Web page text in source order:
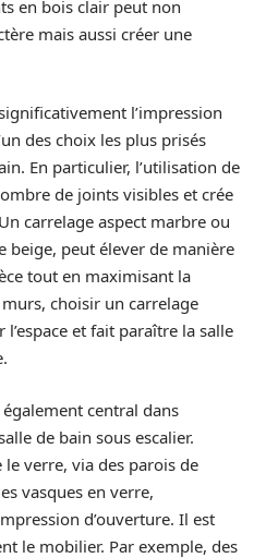
en bois clair peut non
mais aussi créer une
l’impression
des choix les plus prisés
En particulier, l’utilisation de
de joints visibles et crée
carrelage aspect marbre ou
beige, peut élever de manière
tout en maximisant la
choisir un carrelage
et fait paraître la salle
central dans
de bain sous escalier.
verre, via des parois de
vasques en verre,
d’ouverture. Il est
le mobilier. Par exemple, des